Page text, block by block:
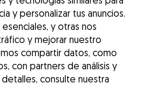
y personalizar tus anuncios.
y otras nos
y mejorar nuestro
compartir datos, como
con partners de análisis y
consulte nuestra